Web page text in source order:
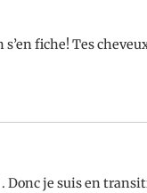
s’en fiche! Tes
Donc je suis en